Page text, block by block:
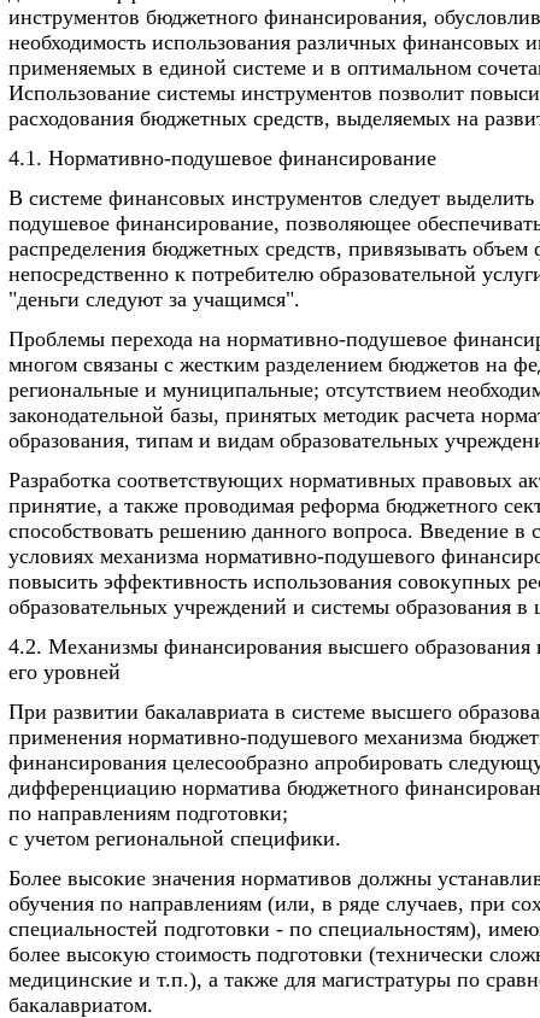
инструментов бюджетного финансирования,
необходимость использования различных финансовых
применяемых в единой системе и в оптимальном
Использование системы инструментов позволит
расходования бюджетных средств, выделяемых на
4.1. Нормативно-подушевое финансирование
В системе финансовых инструментов следует
подушевое финансирование, позволяющее
распределения бюджетных средств, привязывать объем
непосредственно к потребителю образовательной
"деньги следуют за учащимся".
Проблемы перехода на нормативно-подушевое
многом связаны с жестким разделением бюджетов на
региональные и муниципальные; отсутствием
законодательной базы, принятых методик расчета
образования, типам и видам образовательных
Разработка соответствующих нормативных правовых
принятие, а также проводимая реформа бюджетного
способствовать решению данного вопроса. Введение в
условиях механизма нормативно-подушевого
повысить эффективность использования совокупных
образовательных учреждений и системы образования в
4.2. Механизмы финансирования высшего образования
его уровней
При развитии бакалавриата в системе высшего
применения нормативно-подушевого механизма
финансирования целесообразно апробировать
дифференциацию норматива бюджетного
по направлениям подготовки;
с учетом региональной специфики.
Более высокие значения нормативов должны
обучения по направлениям (или, в ряде случаев, при
специальностей подготовки - по специальностям),
более высокую стоимость подготовки (технически
медицинские и т.п.), а также для магистратуры по
бакалавриатом.